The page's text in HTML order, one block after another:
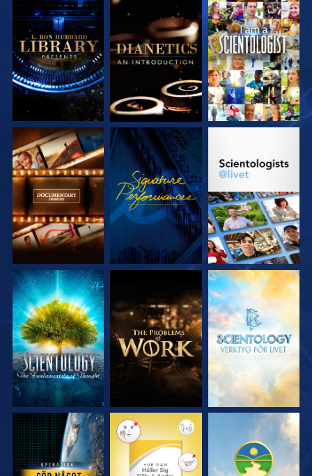
UTFORSKA
SERIEN
UTFORSKA
SERIEN
TITTA
UTFORSKA
SERIEN
TITTA
UTFORSKA
UTFORSKA
SERIEN
UTFORSKA
SERIEN
UTFORSKA
SERIEN
TITTA TITTA TITTA